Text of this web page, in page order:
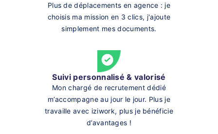
Plus de déplacements en agence : je
choisis ma mission en 3 clics, j'ajoute
simplement mes documents.
Suivi personnalisé & valorisé
Mon chargé de recrutement dédié
m’accompagne au jour le jour. Plus je
travaille avec iziwork, plus je bénéficie
d’avantages !